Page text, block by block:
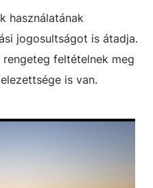
használatának
jogosultságot is átadja.
rengeteg feltételnek meg
is van.